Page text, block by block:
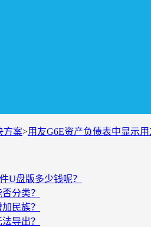
方案>用友G6E资产负债表中显示
U盘版多少钱呢？
分类？
民族？
导出？